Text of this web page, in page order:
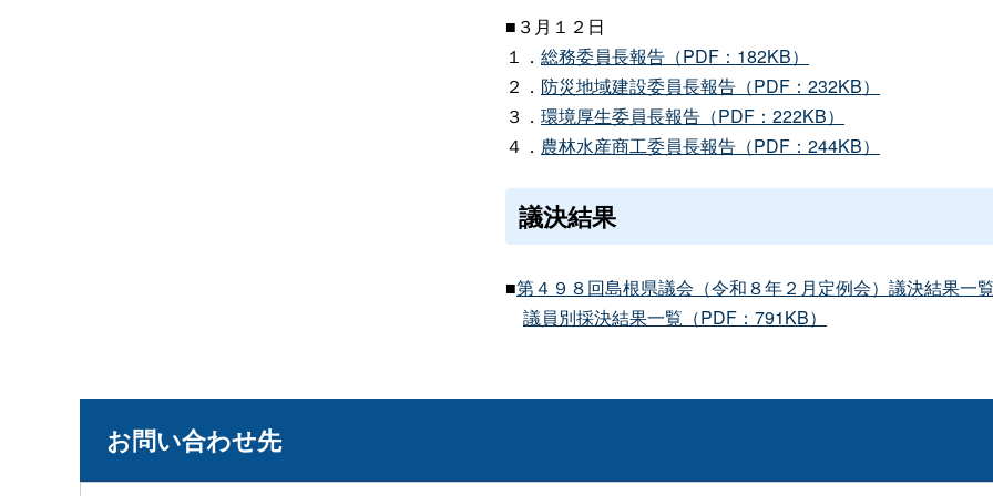
■３月１２日
１． 総務委員長報告（PDF：182KB）
２． 防災地域建設委員長報告（PDF：232KB）
３． 環境厚生委員長報告（PDF：222KB）
４． 農林水産商工委員長報告（PDF：244KB）
議決結果
■第４９８回島根県議会（令和８年２月定例会）議決結果一
議員別採決結果一覧（PDF：791KB）
お問い合わせ先